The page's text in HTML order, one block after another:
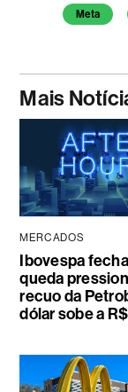
Temas deste
Meta
Mais
MERCADOS
Ibovespa
queda
recuo da
dólar sobe a